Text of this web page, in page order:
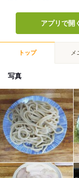
アプリで開
トップ メ
写真